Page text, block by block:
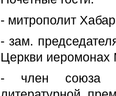
- митрополит
- зам.
Церкви иеромонах
- член союза